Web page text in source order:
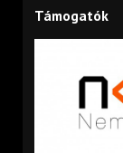
Támogatók